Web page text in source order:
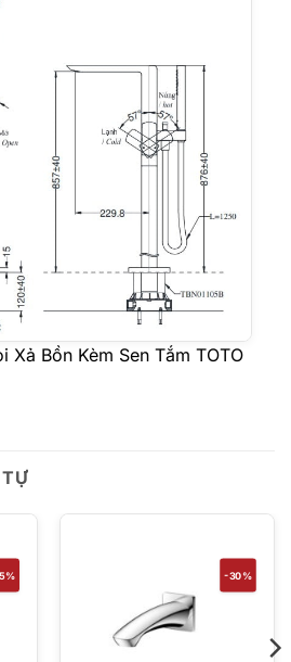
Xả Bồn Kèm Sen Tắm TOTO
-30%